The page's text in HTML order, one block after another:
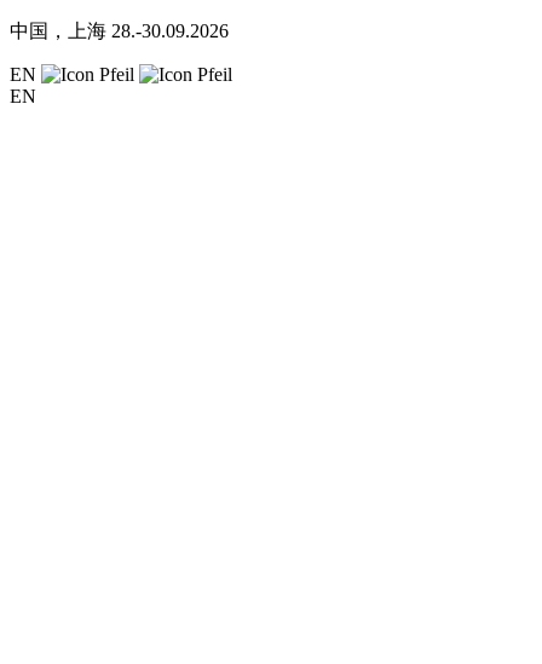
中国，上海 28.-30.09.2026
EN
EN